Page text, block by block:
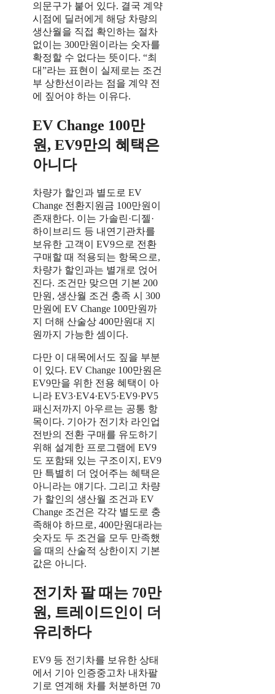
의문구가 붙어 있다. 결국 계약
시점에 딜러에게 해당 차량의
생산월을 직접 확인하는 절차
없이는 300만원이라는 숫자를
확정할 수 없다는 뜻이다. “최
대”라는 표현이 실제로는 조건
부 상한선이라는 점을 계약 전
에 짚어야 하는 이유다.
EV Change 100만
원, EV9만의 혜택은
아니다
차량가 할인과 별도로 EV
Change 전환지원금 100만원이
존재한다. 이는 가솔린·디젤·
하이브리드 등 내연기관차를
보유한 고객이 EV9으로 전환
구매할 때 적용되는 항목으로,
차량가 할인과는 별개로 얹어
진다. 조건만 맞으면 기본 200
만원, 생산월 조건 충족 시 300
만원에 EV Change 100만원까
지 더해 산술상 400만원대 지
원까지 가능한 셈이다.
다만 이 대목에서도 짚을 부분
이 있다. EV Change 100만원은
EV9만을 위한 전용 혜택이 아
니라 EV3·EV4·EV5·EV9·PV5
패신저까지 아우르는 공통 항
목이다. 기아가 전기차 라인업
전반의 전환 구매를 유도하기
위해 설계한 프로그램에 EV9
도 포함돼 있는 구조이지, EV9
만 특별히 더 얹어주는 혜택은
아니라는 얘기다. 그리고 차량
가 할인의 생산월 조건과 EV
Change 조건은 각각 별도로 충
족해야 하므로, 400만원대라는
숫자도 두 조건을 모두 만족했
을 때의 산술적 상한이지 기본
값은 아니다.
전기차 팔 때는 70만
원, 트레이드인이 더
유리하다
EV9 등 전기차를 보유한 상태
에서 기아 인증중고차 내차팔
기로 연계해 차를 처분하면 70